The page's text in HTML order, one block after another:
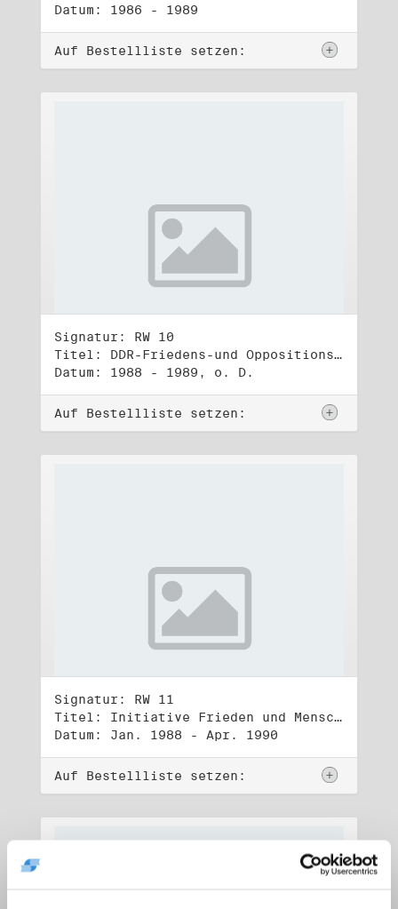
Datum: 1986 - 1989
Auf Bestellliste setzen:
Signatur: RW 10
Titel: DDR-Friedens-und Oppositionsbewegung (3)
Datum: 1988 - 1989, o. D.
Auf Bestellliste setzen:
Signatur: RW 11
Titel: Initiative Frieden und Menschenrechte (1)
Datum: Jan. 1988 - Apr. 1990
Auf Bestellliste setzen: